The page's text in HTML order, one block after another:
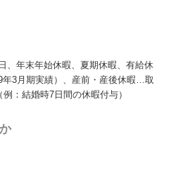
、年末年始休暇、夏期休暇、有給休
3月期実績）、産前・産後休暇…取
：結婚時7日間の休暇付与）